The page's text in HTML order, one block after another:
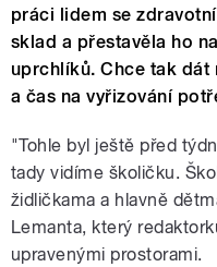
práci lidem se
sklad a přestavěla ho
uprchlíků. Chce tak dát
a čas na vyřizování
"Tohle byl ještě před
tady vidíme školičku.
židličkama a hlavně
Lemanta, který
upravenými prostorami.